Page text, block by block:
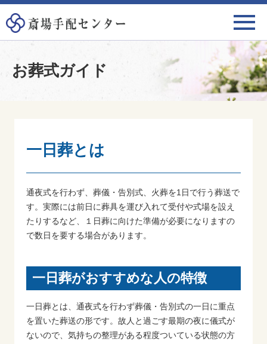
お葬式ガイド
一日葬とは
通夜式を行わず、葬儀・告別式、火葬を1日で行う葬送で
す。実際には前日に葬具を運び入れて受付や式場を設え
たりするなど、１日葬に向けた準備が必要になりますの
で数日を要する場合があります。
一日葬がおすすめな人の特徴
一日葬とは、通夜式を行わず葬儀・告別式の一日に重点
を置いた葬送の形です。故人と過ごす最期の夜に儀式が
ないので、気持ちの整理がある程度ついている状態の方